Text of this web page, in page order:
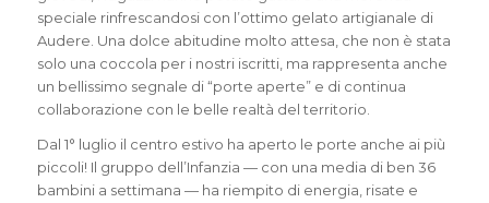
speciale rinfrescandosi con l’ottimo gelato artigianale di
Audere. Una dolce abitudine molto attesa, che non è stata
solo una coccola per i nostri iscritti, ma rappresenta anche
un bellissimo segnale di “porte aperte” e di continua
collaborazione con le belle realtà del territorio.
Dal 1° luglio il centro estivo ha aperto le porte anche ai più
piccoli! Il gruppo dell’Infanzia — con una media di ben 36
bambini a settimana — ha riempito di energia, risate e